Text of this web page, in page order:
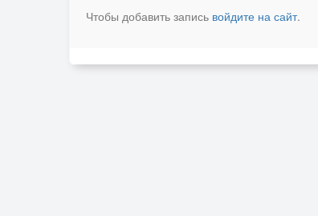
Чтобы добавить запись войдите на сайт.